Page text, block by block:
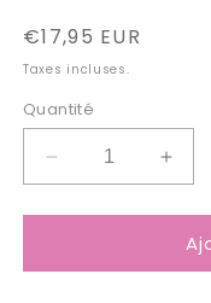
Prix
habituel
€17,95 EUR
Taxes incluses.
Quantité
Réduire
la
quantité
Puzzle
la
de